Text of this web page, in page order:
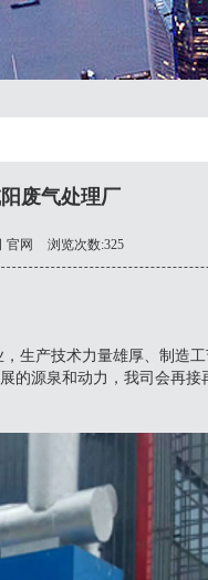
废气处理厂
官网 浏览次数:325
生产技术力量雄厚、制造
的源泉和动力，我司会再